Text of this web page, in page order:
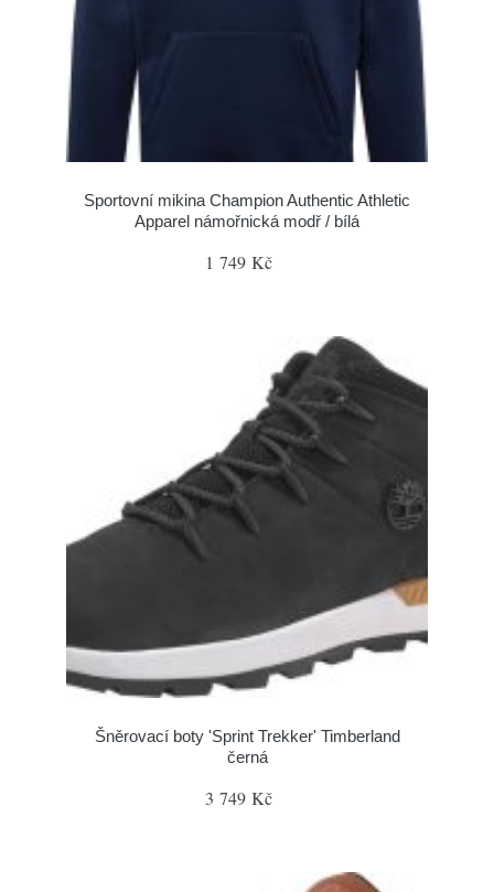
Sportovní mikina Champion Authentic Athletic
Apparel námořnická modř / bílá
1 749 Kč
Šněrovací boty 'Sprint Trekker' Timberland
černá
3 749 Kč